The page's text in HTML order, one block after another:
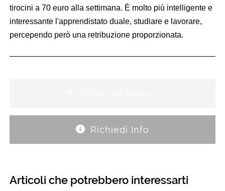
tirocini a 70 euro alla settimana. È molto più intelligente e
interessante l'apprendistato duale, studiare e lavorare,
percependo però una retribuzione proporzionata.
Richiedi Info
Articoli che potrebbero interessarti